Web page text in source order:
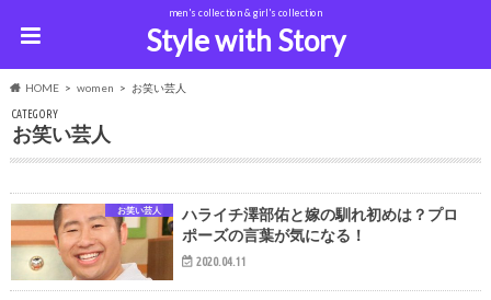
men's collection & girl's collection
Style with Story
HOME women お笑い芸人
CATEGORY
お笑い芸人
お笑い芸人
ハライチ澤部佑と嫁の馴れ初めは？プロ
ポーズの言葉が気になる！
2020.04.11